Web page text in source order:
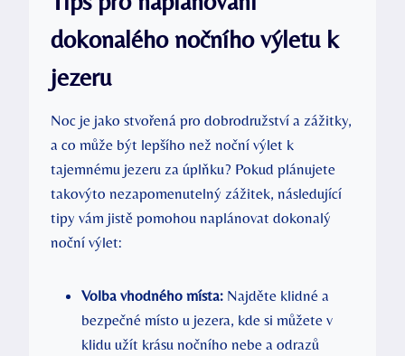
dokonalého nočního výletu k
jezeru
Noc je jako stvořená pro dobrodružství a zážitky,
a co může být lepšího než noční výlet k
tajemnému jezeru za úplňku? Pokud plánujete
takovýto nezapomenutelný zážitek, následující
tipy vám jistě pomohou naplánovat dokonalý
noční výlet:
Volba vhodného místa: Najděte klidné a
bezpečné místo u jezera, kde si můžete v
klidu užít krásu nočního nebe a odrazů